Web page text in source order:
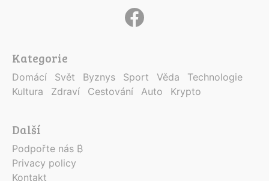
Kategorie
Domácí Svět Byznys Sport Věda
Technologie
Kultura
Zdraví Cestování Auto Krypto
Další
Podpořte nás ₿
Privacy policy
Kontakt